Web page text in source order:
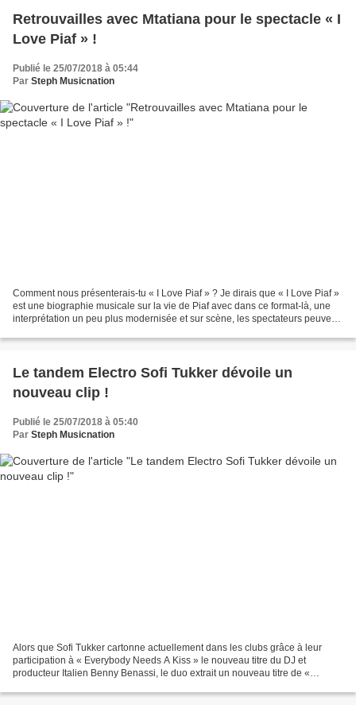
Retrouvailles avec Mtatiana pour le spectacle « I
Love Piaf » !
Publié le 25/07/2018 à 05:44
Par Steph Musicnation
Comment nous présenterais-tu « I Love Piaf » ? Je dirais que « I Love Piaf »
est une biographie musicale sur la vie de Piaf avec dans ce format-là, une
interprétation un peu plus modernisée et sur scène, les spectateurs peuvent
Le tandem Electro Sofi Tukker dévoile un
nouveau clip !
Publié le 25/07/2018 à 05:40
Par Steph Musicnation
Alors que Sofi Tukker cartonne actuellement dans les clubs grâce à leur
participation à « Everybody Needs A Kiss » le nouveau titre du DJ et
producteur Italien Benny Benassi, le duo extrait un nouveau titre de «